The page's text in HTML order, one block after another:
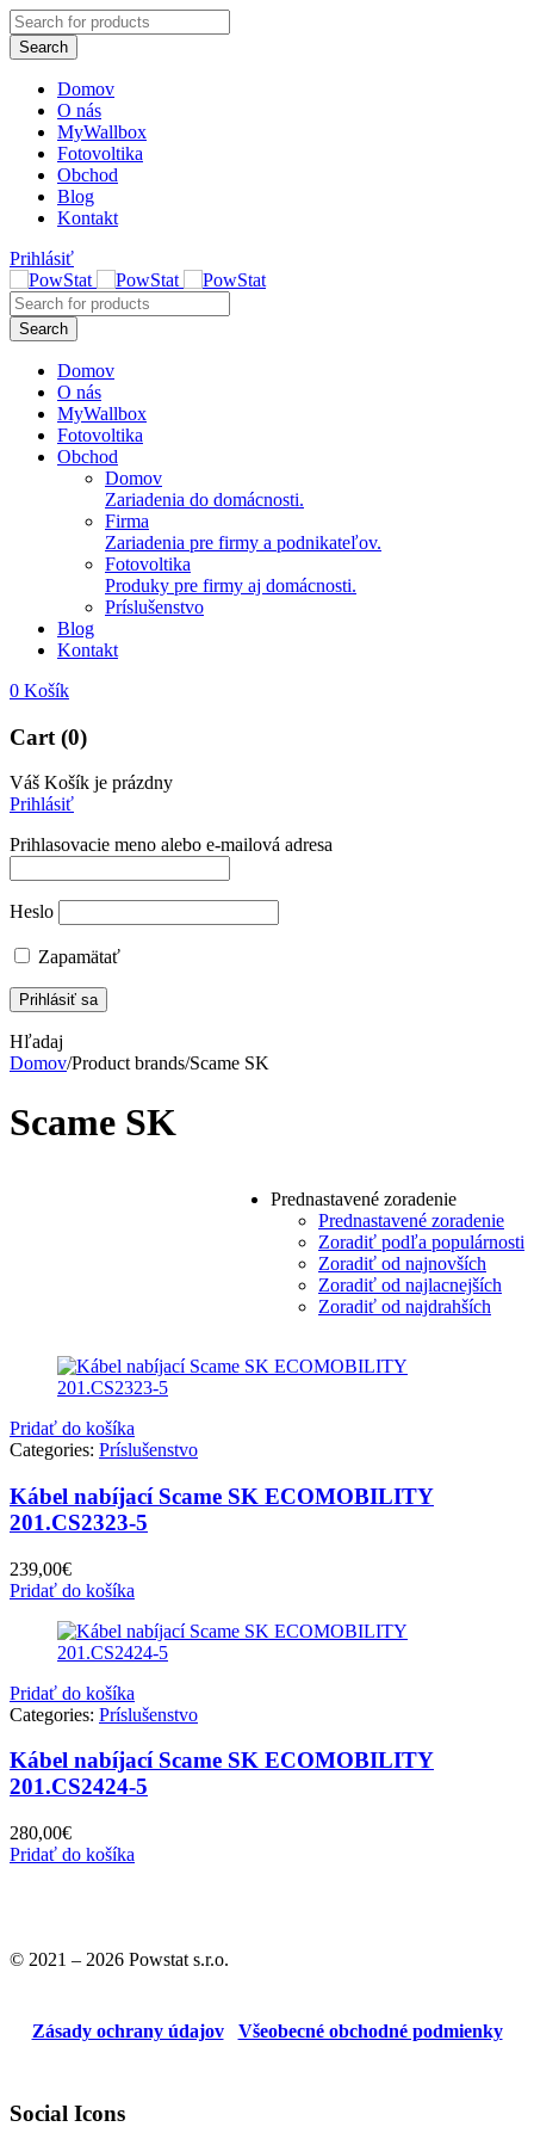
Domov
O nás
MyWallbox
Fotovoltika
Obchod
Blog
Kontakt
Prihlásiť
Domov
O nás
MyWallbox
Fotovoltika
Obchod
Domov
Zariadenia do domácnosti.
Firma
Zariadenia pre firmy a podnikateľov.
Fotovoltika
Produky pre firmy aj domácnosti.
Príslušenstvo
Blog
Kontakt
0 Košík
Cart (0)
Váš Košík je prázdny
Prihlásiť
Prihlasovacie meno alebo e-mailová adresa
Heslo
Zapamätať
Hľadaj
Domov/Product brands/Scame SK
Scame SK
Prednastavené zoradenie
Prednastavené zoradenie
Zoradiť podľa populárnosti
Zoradiť od najnovších
Zoradiť od najlacnejších
Zoradiť od najdrahších
Pridať do košíka
Categories: Príslušenstvo
Kábel nabíjací Scame SK ECOMOBILITY
201.CS2323-5
239,00€
Pridať do košíka
Pridať do košíka
Categories: Príslušenstvo
Kábel nabíjací Scame SK ECOMOBILITY
201.CS2424-5
280,00€
Pridať do košíka
© 2021 – 2026 Powstat s.r.o.
Zásady ochrany údajov Všeobecné obchodné podmienky
Social Icons